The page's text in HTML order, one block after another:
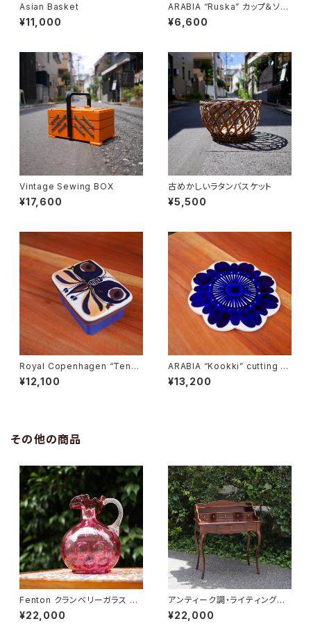
Asian Basket
¥11,000
ARABIA “Ruska” カップ＆ソー
サー
¥6,600
Vintage Sewing BOX
¥17,600
古めかしいラタンバスケット
¥5,500
Royal Copenhagen “Tener
a” Butter Case
¥12,100
ARABIA “Kookki” cutting b
oard
¥13,200
その他の商品
Fenton クランベリーガラス ピ
ッチャー
¥22,000
アンティーク調・ライティングデ
スク
¥22,000